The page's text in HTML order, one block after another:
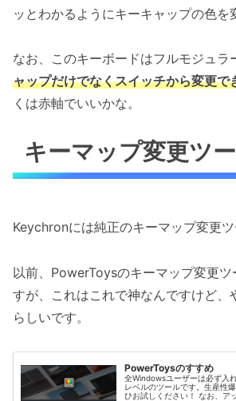
ッとわかるようにキーキャップの色を
なお、このキーボードはフルモジュラ
ャップだけでなくスイッチから変更で
くは赤軸でいいかな。
キーマップ変更ツ
Keychronには純正のキーマップ変更ツ
以前、PowerToysのキーマップ変更ツ
すが、これはこれで神なんですけど、
らしいです。
PowerToysのすすめ
全Windowsユーザーは必ず入
レベルのツールです。生産性
ひお試しください！ なお、ア